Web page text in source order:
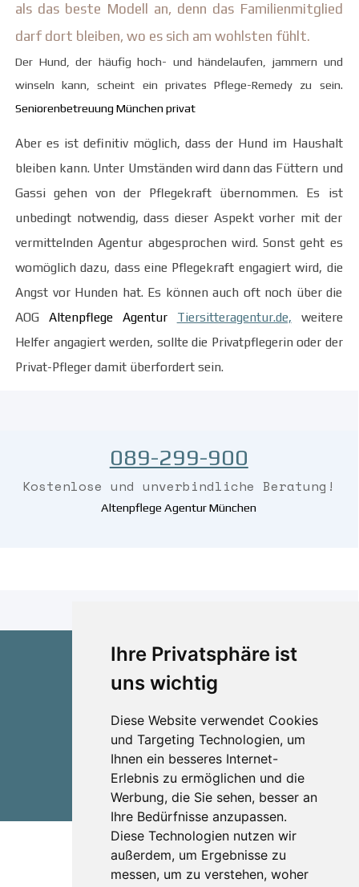
Ihre Privatsphäre ist
uns wichtig
Diese Website verwendet Cookies
und Targeting Technologien, um
Ihnen ein besseres Internet-
Erlebnis zu ermöglichen und die
Werbung, die Sie sehen, besser an
Ihre Bedürfnisse anzupassen.
Diese Technologien nutzen wir
außerdem, um Ergebnisse zu
messen, um zu verstehen, woher
als das beste Modell an, denn das Familienmitglied
darf dort bleiben, wo es sich am wohlsten fühlt.
Der Hund, der häufig hoch- und händelaufen, jammern und
winseln kann, scheint ein privates Pflege-Remedy zu sein.
Seniorenbetreuung München privat
Aber es ist definitiv möglich, dass der Hund im Haushalt
bleiben kann. Unter Umständen wird dann das Füttern und
Gassi gehen von der Pflegekraft übernommen. Es ist
unbedingt notwendig, dass dieser Aspekt vorher mit der
vermittelnden Agentur abgesprochen wird. Sonst geht es
womöglich dazu, dass eine Pflegekraft engagiert wird, die
Angst vor Hunden hat. Es können auch oft noch über die
AOG Altenpflege Agentur Tiersitteragentur.de, weitere
Helfer angagiert werden, sollte die Privatpflegerin oder der
Privat-Pfleger damit überfordert sein.
089-299-900
Kostenlose undunverbindlicheBeratung!
Altenpflege Agentur München
Impressum
Datenschutzerklärung
Private Altenpflege Agentur München
Haushälterin München
ShareFacebookTwitterEmail